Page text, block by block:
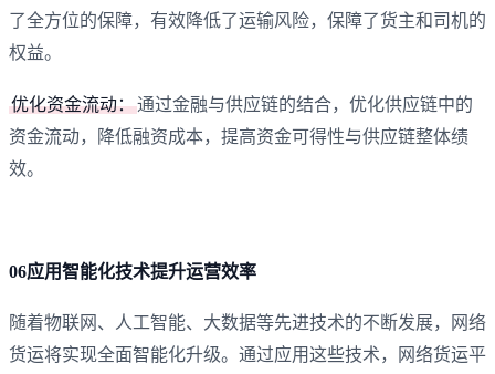
了全方位的保障，‌有效降低了运输风险，‌保障了货主和司机的
权益‌。
‌优化资金流动‌：‌通过金融与供应链的结合，‌优化供应链中的
资金流动，‌降低融资成本，‌提高资金可得性与供应链整体绩
效。
06应用智能化技术提升运营效率
随着物联网、人工智能、大数据等先进技术的不断发展，网络
货运将实现全面智能化升级。通过应用这些技术，网络货运平